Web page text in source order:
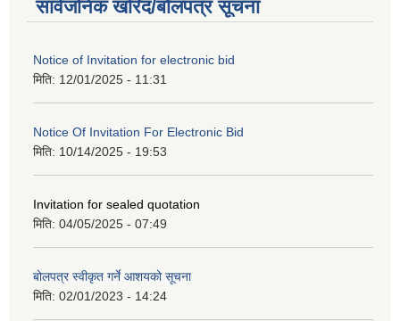
सार्वजनिक खरिद/बोलपत्र सूचना
Notice of Invitation for electronic bid
मिति: 12/01/2025 - 11:31
Notice Of Invitation For Electronic Bid
मिति: 10/14/2025 - 19:53
Invitation for sealed quotation
मिति: 04/05/2025 - 07:49
बोलपत्र स्वीकृत गर्ने आशयको सूचना
मिति: 02/01/2023 - 14:24